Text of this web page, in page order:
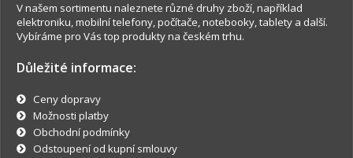
V našem sortimentu naleznete různé druhy zboží, například
elektroniku, mobilní telefony, počítače, notebooky, tablety a další.
Vybíráme pro Vás top produkty na českém trhu.
Důležité informace:
Ceny dopravy
Možnosti platby
Obchodní podmínky
Odstoupení od kupní smlouvy